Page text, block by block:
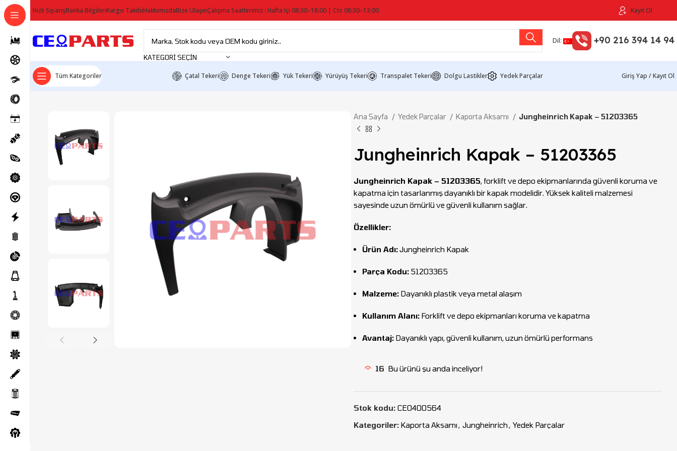
Hızlı SiparişBanka BilgileriKargo TakibiHakkımızdaBize UlaşınÇalışma Saatlerimiz : Hafta Içi 08:30–18:00 | Cts 08:30–13:00 Kayıt Ol
KATEGORI SEÇIN
Dil: +90 216 394 14 94
Tüm Kategoriler Çatal Tekeri Denge Tekeri Yük Tekeri Yürüyüş Tekeri Transpalet Tekeri Dolgu Lastikler Yedek Parçalar Giriş Yap / Kayıt Ol
Ana Sayfa Yedek Parçalar Kaporta Aksamı Jungheinrich Kapak – 51203365
Jungheinrich Kapak – 51203365
Jungheinrich Kapak – 51203365, forklift ve depo ekipmanlarında güvenli koruma ve
kapatma için tasarlanmış dayanıklı bir kapak modelidir. Yüksek kaliteli malzemesi
sayesinde uzun ömürlü ve güvenli kullanım sağlar.
Özellikler:
Ürün Adı:Jungheinrich Kapak
Parça Kodu: 51203365
Malzeme: Dayanıklı plastik veya metal alaşım
Kullanım Alanı: Forklift ve depo ekipmanları koruma ve kapatma
Avantaj: Dayanıklı yapı, güvenli kullanım, uzun ömürlü performans
16 Bu ürünü şu anda inceliyor!
Stok kodu: CEO400564
Kategoriler: Kaporta Aksamı, Jungheinrich, Yedek Parçalar